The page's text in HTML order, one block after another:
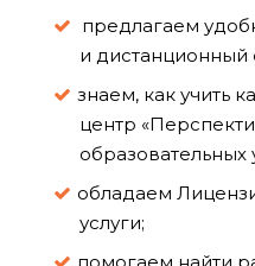
предлагаем
и дистанционный
знаем, как учить
центр
образовательных
обладаем
услуги;